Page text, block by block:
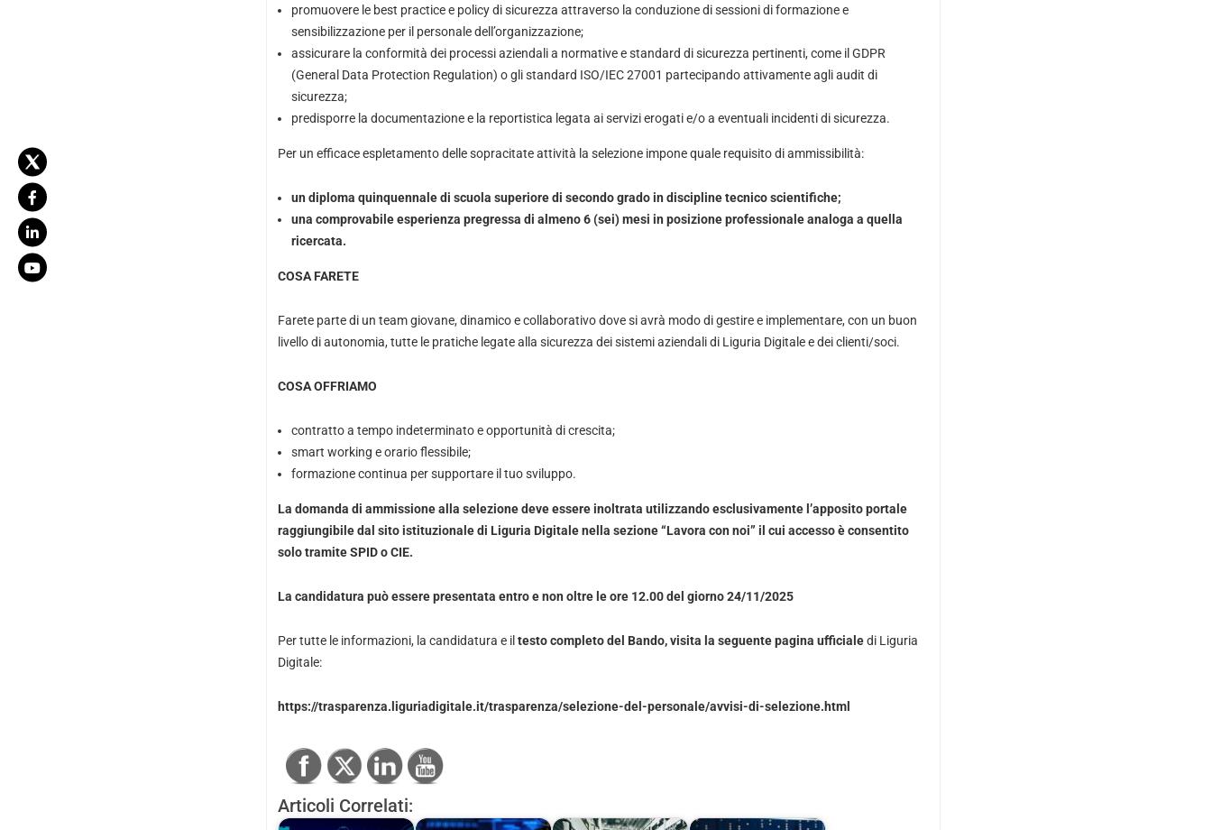
promuovere le best practice e policy di sicurezza attraverso la conduzione di sessioni di formazione e
sensibilizzazione per il personale dell’organizzazione;
assicurare la conformità dei processi aziendali a normative e standard di sicurezza pertinenti, come il GDPR
(General Data Protection Regulation) o gli standard ISO/IEC 27001 partecipando attivamente agli audit di
sicurezza;
predisporre la documentazione e la reportistica legata ai servizi erogati e/o a eventuali incidenti di sicurezza.
Per un efficace espletamento delle sopracitate attività la selezione impone quale requisito di ammissibilità:
un diploma quinquennale di scuola superiore di secondo grado in discipline tecnico scientifiche;
una comprovabile esperienza pregressa di almeno 6 (sei) mesi in posizione professionale analoga a quella
ricercata.
COSA FARETE
Farete parte di un team giovane, dinamico e collaborativo dove si avrà modo di gestire e implementare, con un buon
livello di autonomia, tutte le pratiche legate alla sicurezza dei sistemi aziendali di Liguria Digitale e dei clienti/soci.
COSA OFFRIAMO
contratto a tempo indeterminato e opportunità di crescita;
smart working e orario flessibile;
formazione continua per supportare il tuo sviluppo.
La domanda di ammissione alla selezione deve essere inoltrata utilizzando esclusivamente l’apposito portale
raggiungibile dal sito istituzionale di Liguria Digitale nella sezione “Lavora con noi” il cui accesso è consentito
solo tramite SPID o CIE.
La candidatura può essere presentata entro e non oltre le ore 12.00 del giorno 24/11/2025
Per tutte le informazioni, la candidatura e il testo completo del Bando, visita la seguente pagina ufficialedi Liguria
Digitale:
https://trasparenza.liguriadigitale.it/trasparenza/selezione-del-personale/avvisi-di-selezione.html
Articoli Correlati: